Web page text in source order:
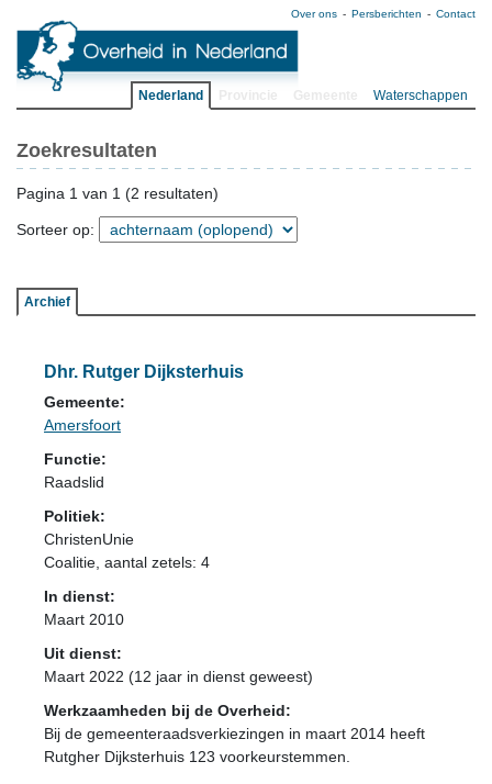
Over ons Persberichten Contact
Nederland Waterschappen
Zoekresultaten
Pagina 1 van 1 (2 resultaten)
Sorteer op:
Archief
Dhr. Rutger Dijksterhuis
Gemeente:
Amersfoort
Functie:
Raadslid
Politiek:
ChristenUnie
Coalitie , aantal zetels: 4
In dienst:
Maart 2010
Uit dienst:
Maart 2022 (12 jaar in dienst geweest)
Werkzaamheden bij de Overheid:
Bij de gemeenteraadsverkiezingen in maart 2014 heeft
Rutgher Dijksterhuis 123 voorkeurstemmen.